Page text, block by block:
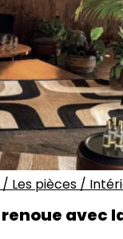
/ Les pièces /
renoue avec